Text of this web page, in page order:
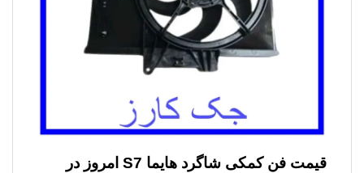
قیمت فن کمکی شاگرد هایما S7
امروز در